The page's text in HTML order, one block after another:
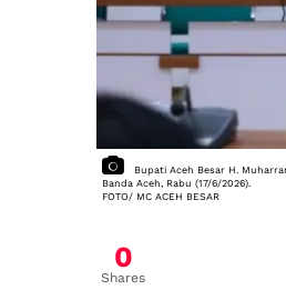
Bupati Aceh Besar H.
Banda Aceh, Rabu (17/6/2026).
FOTO/ MC ACEH BESAR
0
Shares